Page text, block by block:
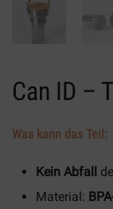
Can ID –
Was kann das Teil:
Kein Abfall
Material: